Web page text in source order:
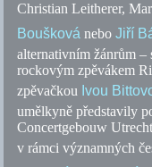
Christian Leitherer,
Boušková neboJiří
alternativním žánrům –
rockovým zpěvákem
zpěvačkou Ivou
umělkyně představily
Concertgebouw
v rámci významných